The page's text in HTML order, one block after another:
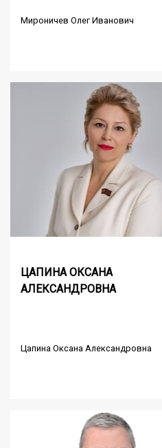
Мироничев Олег Иванович
ЦАПИНА ОКСАНА
АЛЕКСАНДРОВНА
Цапина Оксана Александровна